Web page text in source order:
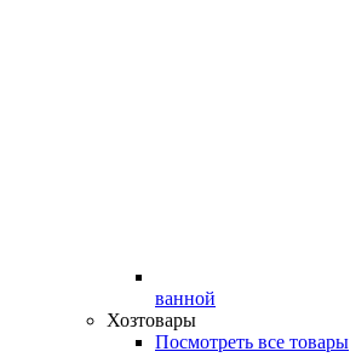
ванной
Хозтовары
Посмотреть все товары